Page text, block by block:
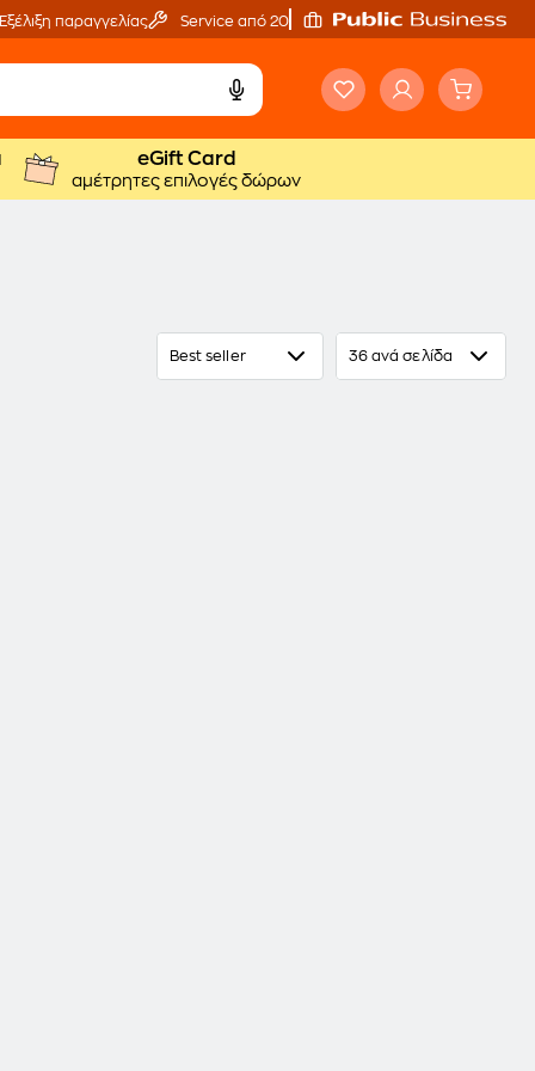
Εξέλιξη παραγγελίας Service από 20'
eGift Card
αμέτρητες επιλογές δώρων
Best seller 36 ανά σελίδα